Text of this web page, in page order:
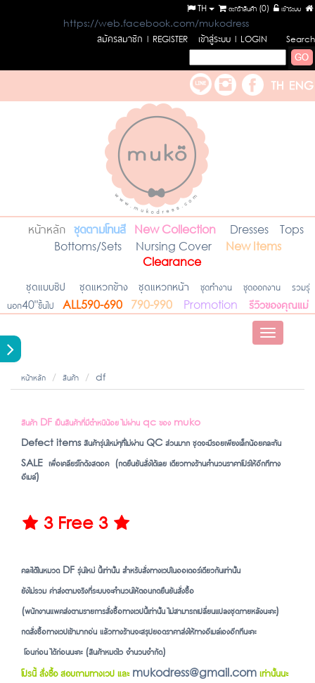
เข้าระบบ
ตะกร้าสินค้า (0)
TH
https://web.facebook.com/mukodress
สมัครสมาชิก l REGISTER เข้าสู่ระบบ l LOGIN Search
หน้าหลัก ชุดตามโทนสี New Collection Dresses
Tops
Bottoms/Sets
Nursing Cover
New Items
Clearance
ชุดแบบซิป ชุดแหวกข้าง ชุดแหวกหน้า ชุดทำงาน ชุดออกงาน
รวมรุ่
นอก40"ขึ้นไป
ALL590-690 790-990 Promotion รีวิวของคุณแม่
Toggle
หน้าหลัก สินค้า df
สินค้า DF เป็นสินค้าที่มีตำหนิน้อย ไม่ผ่าน qc ของ muko
Defect items สินค้ารุ่นใหม่ๆที่ไม่ผ่าน QC ส่วนมาก ชุดจะมีรอยเพียงเล็กน้อยคละกัน
SALE เพื่อเคลียร์โกดังสตอค (กดยืนยันสั่งได้เลย เดียวทางร้านคำนวนราคาโปรให้อีกทีทาง
อีเมล์)
 3 Free 3 
คละได้ในหมวด DF รุ่นใหม่ นี้เท่านั้น สำหรับสั่งทางเวปในออเดอร์เดียวกันเท่านั้น
ยังไม่รวม ค่าส่งตามจริงที่ระบบจะคำนวนให้ตอนกดยืนยันสั่งซื้อ
(พนักงานแพคส่งตามรายการสั่งซื้อทางเวปนี้เท่านั้น ไม่สามารถเปลี่ยนแปลงชุดภายหลังนะคะ)
กดสั่งซื้อทางเวปเข้ามากอ่น แล้วทางร้านจะสรุปยอดราคาส่งให้ทางอีเมล์เองอีกทีนะคะ
โอนก่อน ได้ก่อนนะคะ (สินค้าหมดไว จำนวนจำกัด)
โปรนี้ สั่งซื้อ สอบถามทางเวป และmukodress@gmail.comเท่านั้นนะ